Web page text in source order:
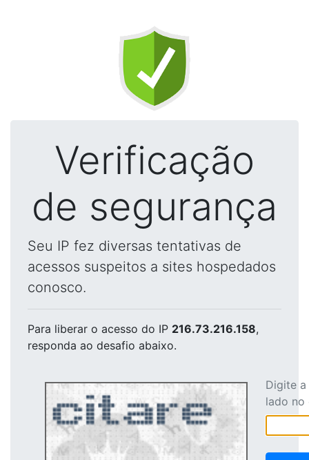
Verificação
de segurança
Seu IP fez diversas tentativas de
acessos suspeitos a sites hospedados
conosco.
Para liberar o acesso do IP 216.73.216.158,
responda ao desafio abaixo.
Digite
lado no